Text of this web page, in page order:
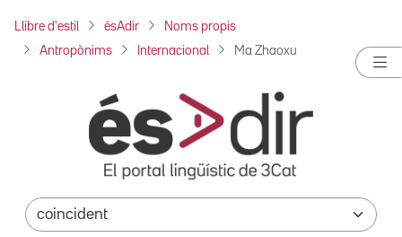
Llibre d'estil ésAdir Noms propis
Antropònims Internacional Ma Zhaoxu